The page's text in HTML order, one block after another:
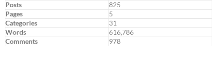
Posts
825
Pages
5
Categories
31
Words
616,786
Comments
978